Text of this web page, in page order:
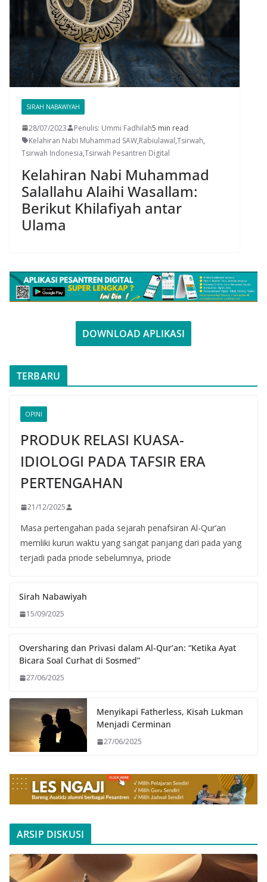
SIRAH NABAWIYAH
28/07/2023 Penulis: Ummi Fadhilah5 min read
Kelahiran Nabi Muhammad SAW,Rabiulawal,Tsirwah,
Tsirwah Indonesia,Tsirwah Pesantren Digital
Kelahiran Nabi Muhammad
Salallahu Alaihi Wasallam:
Berikut Khilafiyah antar
Ulama
DOWNLOAD APLIKASI
TERBARU
OPINI
PRODUK RELASI KUASA-
IDIOLOGI PADA TAFSIR ERA
PERTENGAHAN
21/12/2025
Masa pertengahan pada sejarah penafsiran Al-Qur’an
memliki kurun waktu yang sangat panjang dari pada yang
terjadi pada priode sebelumnya, priode
Sirah Nabawiyah
15/09/2025
Oversharing dan Privasi dalam Al-Qur’an: “Ketika Ayat
Bicara Soal Curhat di Sosmed”
27/06/2025
Menyikapi Fatherless, Kisah Lukman
Menjadi Cerminan
27/06/2025
ARSIP DISKUSI